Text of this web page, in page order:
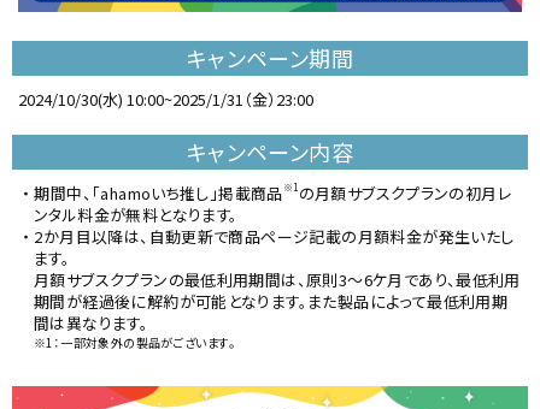
キャンペーン期間
2024/10/30(水) 10:00~2025/1/31（金）23:00
キャンペーン内容
期間中、「ahamoいち推し」掲載商品※1の月額サブスクプランの初月レ
ンタル料金が無料となります。
2か月目以降は、自動更新で商品ページ記載の月額料金が発生いたし
ます。
月額サブスクプランの最低利用期間は、原則3～6ケ月であり、最低利用
期間が経過後に解約が可能となります。また製品によって最低利用期
間は異なります。
※1：一部対象外の製品がございます。